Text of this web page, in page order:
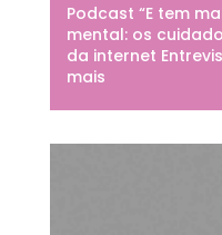
Podcast “E tem
mental: os
da internet
mais